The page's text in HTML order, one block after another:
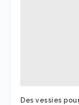
Des vessies